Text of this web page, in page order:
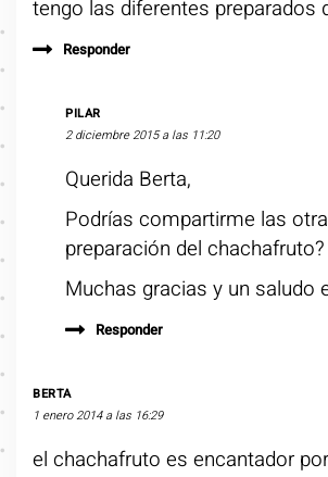
tengo las diferentes preparados
Responder
PILAR
2 diciembre 2015 a las 11:20
Querida Berta,
Podrías compartirme las
preparación del chachafruto?
Muchas gracias y un saludo
Responder
BERTA
1 enero 2014 a las 16:29
el chachafruto es encantador